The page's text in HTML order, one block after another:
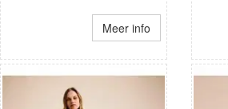
Meer info